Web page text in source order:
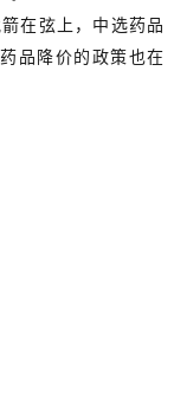
在弦上，中选药品
品降价的政策也在